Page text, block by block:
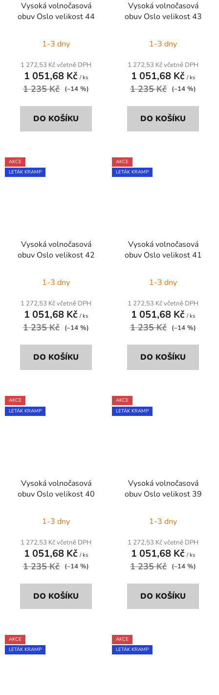
Vysoká volnočasová
obuv Oslo velikost 44
1-3 dny
1 272,53 Kč včetně DPH
1 051,68 Kč / ks
1 235 Kč (–14 %)
DO KOŠÍKU
Vysoká volnočasová
obuv Oslo velikost 43
1-3 dny
1 272,53 Kč včetně DPH
1 051,68 Kč / ks
1 235 Kč (–14 %)
DO KOŠÍKU
AKCE
LETÁK KRAMP
Vysoká volnočasová
obuv Oslo velikost 42
1-3 dny
1 272,53 Kč včetně DPH
1 051,68 Kč / ks
1 235 Kč (–14 %)
DO KOŠÍKU
AKCE
LETÁK KRAMP
Vysoká volnočasová
obuv Oslo velikost 41
1-3 dny
1 272,53 Kč včetně DPH
1 051,68 Kč / ks
1 235 Kč (–14 %)
DO KOŠÍKU
AKCE
LETÁK KRAMP
Vysoká volnočasová
obuv Oslo velikost 40
1-3 dny
1 272,53 Kč včetně DPH
1 051,68 Kč / ks
1 235 Kč (–14 %)
DO KOŠÍKU
AKCE
LETÁK KRAMP
Vysoká volnočasová
obuv Oslo velikost 39
1-3 dny
1 272,53 Kč včetně DPH
1 051,68 Kč / ks
1 235 Kč (–14 %)
DO KOŠÍKU
AKCE
LETÁK KRAMP
AKCE
LETÁK KRAMP